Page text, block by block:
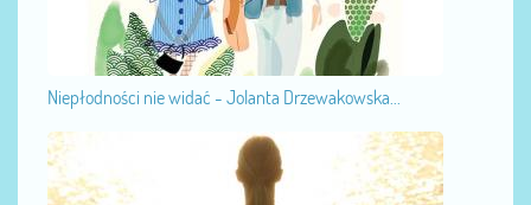
Niepłodności nie widać - Jolanta Drzewakowska...